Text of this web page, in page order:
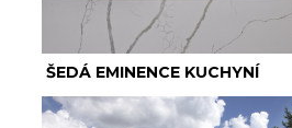
ŠEDÁ EMINENCE KUCHYNÍ